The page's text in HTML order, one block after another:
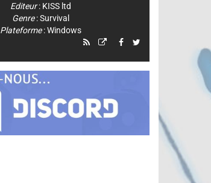
Editeur: KISS ltd
Genre:Survival
Plateforme:Windows